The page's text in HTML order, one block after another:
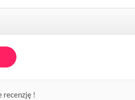
recenzję !